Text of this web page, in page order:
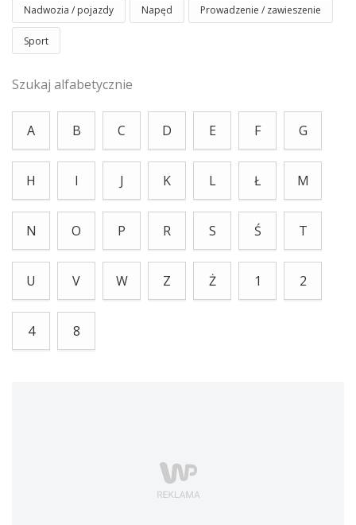
Nadwozia / pojazdy Napęd Prowadzenie / zawieszenie
Sport
Szukaj alfabetycznie
A B C D E F G
H I J K L Ł M
N O P R S Ś T
U V W Z Ż 1 2
4 8